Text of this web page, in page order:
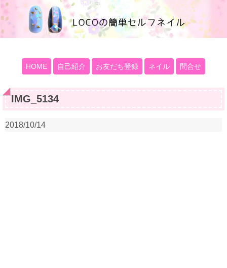
100均大好きママブログ
HOME 自己紹介 お友だち登録 ネイル 問合せ
IMG_5134
2018/10/14